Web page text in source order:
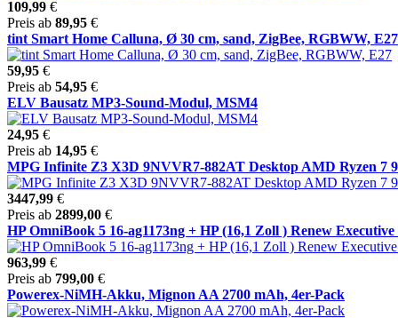
109,99 €
Preis ab 89,95 €
tint Smart Home Calluna, Ø 30 cm, sand, ZigBee, RGBWW, E27
59,95 €
Preis ab 54,95 €
ELV Bausatz MP3-Sound-Modul, MSM4
24,95 €
Preis ab 14,95 €
MPG Infinite Z3 X3D 9NVVR7-882AT Desktop AMD Ryzen 7
3447,99 €
Preis ab 2899,00 €
HP OmniBook 5 16-ag1173ng + HP (16,1 Zoll ) Renew
963,99 €
Preis ab 799,00 €
Powerex-NiMH-Akku, Mignon AA 2700 mAh, 4er-Pack